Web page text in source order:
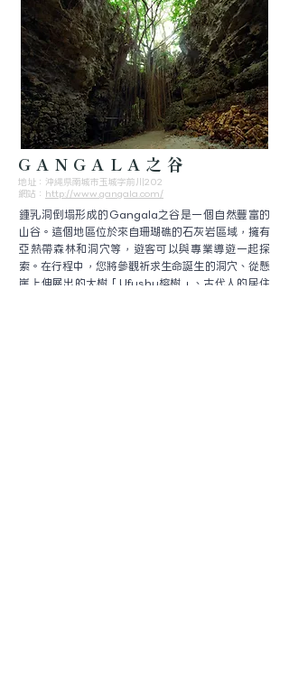
GANGALA之谷
地址：沖縄県南城市玉城字前川202
​網站： http://www.gangala.com/
鍾乳洞倒塌形成的Gangala之谷是一個自然豐富的
山谷。這個地區位於來自珊瑚礁的石灰岩區域，擁有
亞熱帶森林和洞穴等，遊客可以與專業導遊一起探
索。在行程中，您將參觀祈求生命誕生的洞穴、從懸
崖上伸展出的大樹「Ufushu榕樹」、古代人的居住